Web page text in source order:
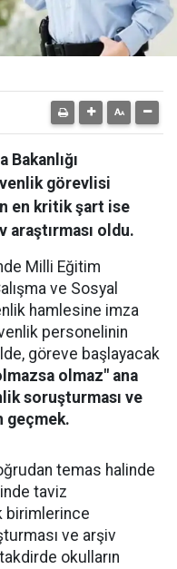
görevlisi
en kritik şart ise
araştırması oldu.
Milli Eğitim
ve Sosyal
hamlesine imza
personelinin
göreve başlayacak
olmaz" ana
soruşturması ve
geçmek.
temas halinde
taviz
birimlerince
ve arşiv
okulların